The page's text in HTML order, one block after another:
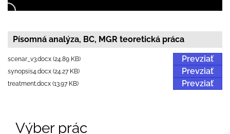
Písomná analýza, BC, MGR teoretická práca
scenar_v3.docx (24.89 KB) Prevziať
synopsis4.docx (24.27 KB) Prevziať
treatment.docx (13.97 KB) Prevziať
Výber prác